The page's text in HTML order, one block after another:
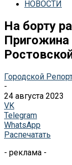
НОВОСТИ
На борту
Городской
-
24 августа 2023
VK
Telegram
WhatsApp
Распечатать
- реклама -